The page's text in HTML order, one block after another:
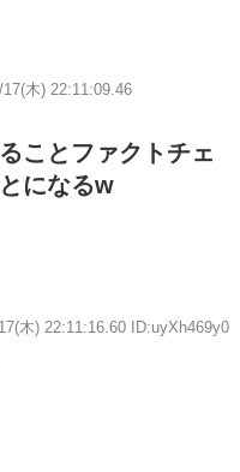
17(木) 22:11:09.46
ことファクトチェ
になるw
木) 22:11:16.60 ID:uyXh469y0